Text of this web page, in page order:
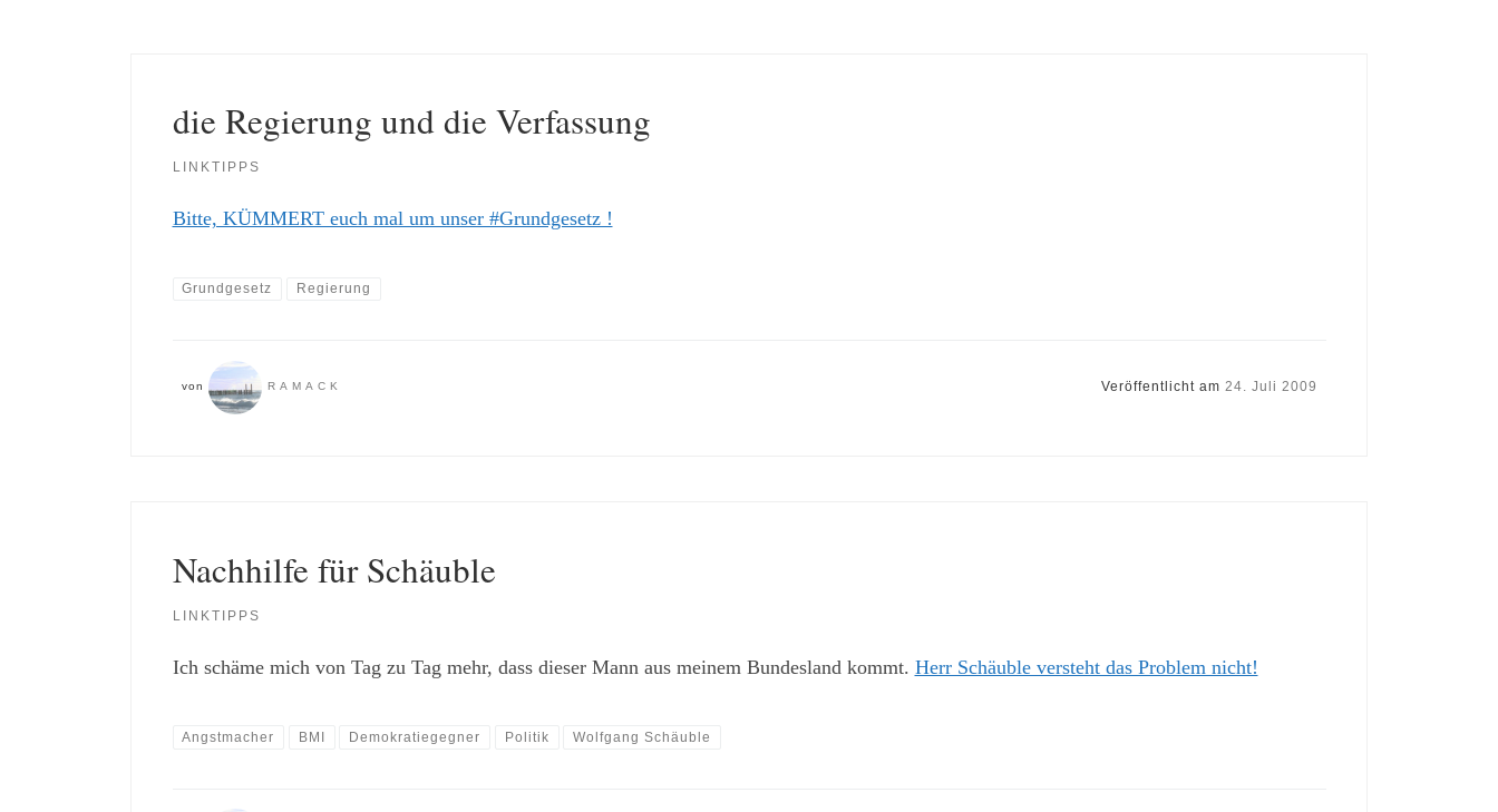
die Regierung und die Verfassung
LINKTIPPS
Bitte, KÜMMERT euch mal um unser #Grundgesetz !
Grundgesetz Regierung
von RAMACK Veröffentlicht am 24. Juli 2009
Nachhilfe für Schäuble
LINKTIPPS
Ich schäme mich von Tag zu Tag mehr, dass dieser Mann aus meinem Bundesland kommt. Herr Schäuble versteht das Problem nicht!
Angstmacher BMI Demokratiegegner Politik Wolfgang Schäuble